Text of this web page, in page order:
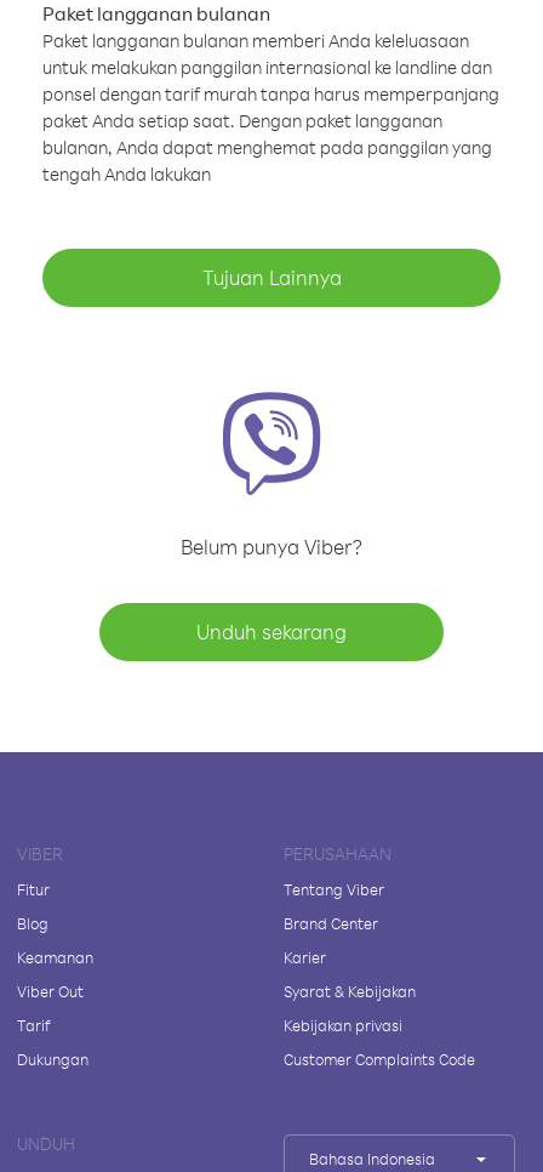
Paket langganan bulanan
Paket langganan bulanan memberi Anda keleluasaan
untuk melakukan panggilan internasional ke landline dan
ponsel dengan tarif murah tanpa harus memperpanjang
paket Anda setiap saat. Dengan paket langganan
bulanan, Anda dapat menghemat pada panggilan yang
tengah Anda lakukan
Tujuan Lainnya
Belum punya Viber?
Unduh sekarang
VIBER
Fitur
Blog
Keamanan
Viber Out
Tarif
Dukungan
PERUSAHAAN
Tentang Viber
Brand Center
Karier
Syarat & Kebijakan
Kebijakan privasi
Customer Complaints Code
UNDUH
Bahasa Indonesia